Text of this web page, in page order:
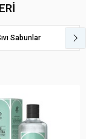
Sabunlar